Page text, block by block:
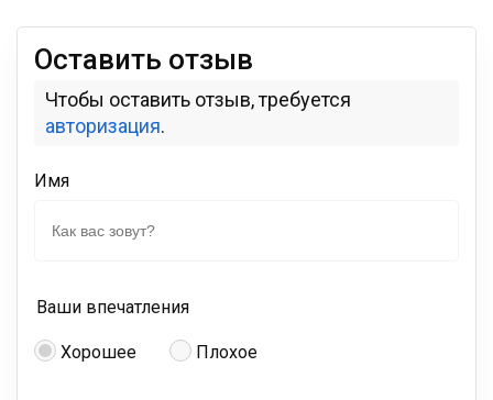
Оставить отзыв
Чтобы оставить отзыв, требуется
авторизация.
Имя
Ваши впечатления
Хорошее Плохое